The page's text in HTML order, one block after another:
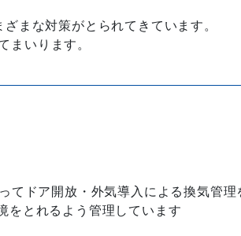
まな対策がとられてきています。
まいります。
てドア開放・外気導入による換気管理
をとれるよう管理しています